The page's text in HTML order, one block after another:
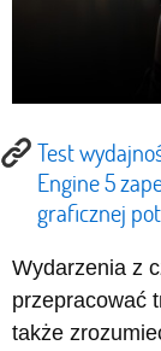
Test
Engine 5
graficznej
Wydarzenia z
przepracować
także